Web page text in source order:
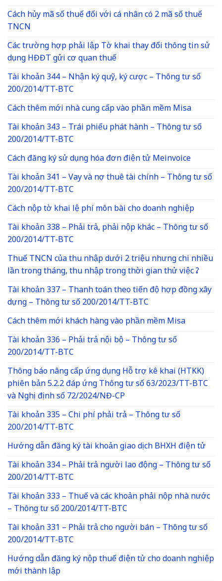
Cách hủy mã số thuế đối với cá nhân có 2 mã số thuế
TNCN
Các trường hợp phải lập Tờ khai thay đổi thông tin sử
dụng HĐĐT gửi cơ quan thuế
Tài khoản 344 – Nhận ký quỹ, ký cược – Thông tư số
200/2014/TT-BTC
Cách thêm mới nhà cung cấp vào phần mềm Misa
Tài khoản 343 – Trái phiếu phát hành – Thông tư số
200/2014/TT-BTC
Cách đăng ký sử dụng hóa đơn điện tử Meinvoice
Tài khoản 341 – Vay và nợ thuê tài chính – Thông tư số
200/2014/TT-BTC
Cách nộp tờ khai lệ phí môn bài cho doanh nghiệp
Tài khoản 338 – Phải trả, phải nộp khác – Thông tư số
200/2014/TT-BTC
Thuế TNCN của thu nhập dưới 2 triệu nhưng chi nhiều
lần trong tháng, thu nhập trong thời gian thử việc ?
Tài khoản 337 – Thanh toán theo tiến độ hợp đồng xây
dựng – Thông tư số 200/2014/TT-BTC
Cách thêm mới khách hàng vào phần mềm Misa
Tài khoản 336 – Phải trả nội bộ – Thông tư số
200/2014/TT-BTC
Thông báo nâng cấp ứng dụng Hỗ trợ kê khai (HTKK)
phiên bản 5.2.2 đáp ứng Thông tư số 63/2023/TT-BTC
và Nghị định số 72/2024/NĐ-CP
Tài khoản 335 – Chi phí phải trả – Thông tư số
200/2014/TT-BTC
Hướng dẫn đăng ký tài khoản giao dịch BHXH điện tử
Tài khoản 334 – Phải trả người lao động – Thông tư số
200/2014/TT-BTC
Tài khoản 333 – Thuế và các khoản phải nộp nhà nước
– Thông tư số 200/2014/TT-BTC
Tài khoản 331 – Phải trả cho người bán – Thông tư số
200/2014/TT-BTC
Hướng dẫn đăng ký nộp thuế điện tử cho doanh nghiệp
mới thành lập